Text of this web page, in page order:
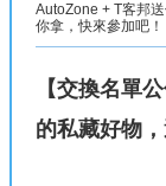
AutoZone + T客邦
你拿，快來參加吧！
【交換名單
的私藏好物